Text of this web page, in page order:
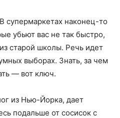
супермаркетах наконец-то
убьют вас не так быстро,
старой школы. Речь идет
выборах. Знать, за чем
— вот ключ.
из Нью-Йорка, дает
подальше от сосисок с